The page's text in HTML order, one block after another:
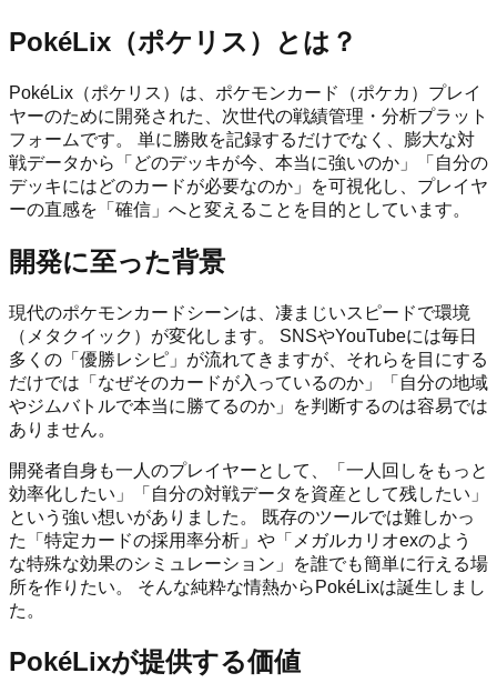
PokéLix（ポケリス）とは？
PokéLix（ポケリス）は、ポケモンカード（ポケカ）プレイ
ヤーのために開発された、次世代の戦績管理・分析プラット
フォームです。 単に勝敗を記録するだけでなく、膨大な対
戦データから「どのデッキが今、本当に強いのか」「自分の
デッキにはどのカードが必要なのか」を可視化し、プレイヤ
ーの直感を「確信」へと変えることを目的としています。
開発に至った背景
現代のポケモンカードシーンは、凄まじいスピードで環境
（メタクイック）が変化します。 SNSやYouTubeには毎日
多くの「優勝レシピ」が流れてきますが、それらを目にする
だけでは「なぜそのカードが入っているのか」「自分の地域
やジムバトルで本当に勝てるのか」を判断するのは容易では
ありません。
開発者自身も一人のプレイヤーとして、「一人回しをもっと
効率化したい」「自分の対戦データを資産として残したい」
という強い想いがありました。 既存のツールでは難しかっ
た「特定カードの採用率分析」や「メガルカリオexのよう
な特殊な効果のシミュレーション」を誰でも簡単に行える場
所を作りたい。 そんな純粋な情熱からPokéLixは誕生しまし
た。
PokéLixが提供する価値